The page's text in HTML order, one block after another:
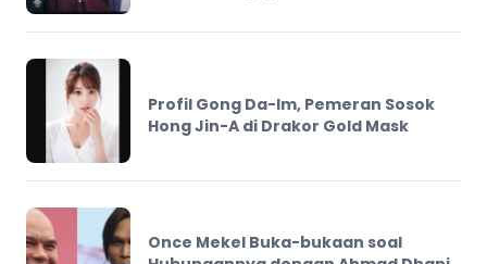
Profil Gong Da-Im, Pemeran Sosok
Hong Jin-A di Drakor Gold Mask
Once Mekel Buka-bukaan soal